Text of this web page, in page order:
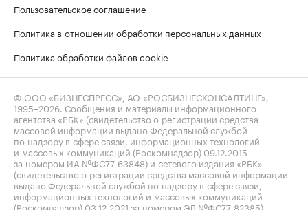
Пользовательское соглашение
Политика в отношении обработки персональных данных
Политика обработки файлов cookie
© ООО «БИЗНЕСПРЕСС», АО «РОСБИЗНЕСКОНСАЛТИНГ»,
1995–2026 . Сообщения и материалы информационного
агентства «РБК» (свидетельство о регистрации средства
массовой информации выдано Федеральной службой
по надзору в сфере связи, информационных технологий
и массовых коммуникаций (Роскомнадзор) 09.12.2015
за номером ИА №ФС77-63848) и сетевого издания «РБК»
(свидетельство о регистрации средства массовой информации
выдано Федеральной службой по надзору в сфере связи,
информационных технологий и массовых коммуникаций
(Роскомнадзор) 03.12.2021 за номером ЭЛ №ФС77-82385)